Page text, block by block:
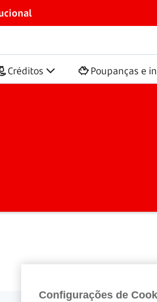
Créditos Poupanças e
Configurações de